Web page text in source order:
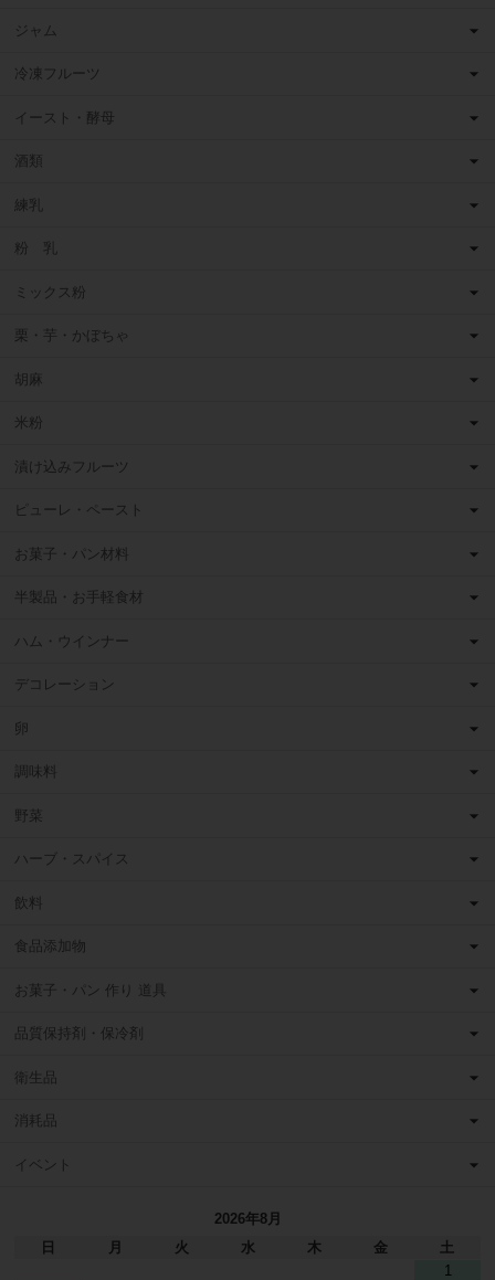
ジャム
冷凍フルーツ
イースト・酵母
酒類
練乳
粉 乳
ミックス粉
栗・芋・かぼちゃ
胡麻
米粉
漬け込みフルーツ
ピューレ・ペースト
お菓子・パン材料
半製品・お手軽食材
ハム・ウインナー
デコレーション
卵
調味料
野菜
ハーブ・スパイス
飲料
食品添加物
お菓子・パン 作り 道具
品質保持剤・保冷剤
衛生品
消耗品
イベント
2026年8月
日
月 火 水 木 金
土
1